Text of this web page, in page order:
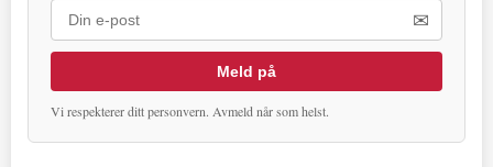
✉
Meld på
Vi respekterer ditt personvern. Avmeld når som helst.